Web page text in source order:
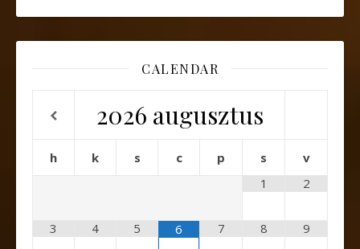
CALENDAR
2026 augusztus
h k s c p s
v
1
2
3 4 5 6 7 8 9